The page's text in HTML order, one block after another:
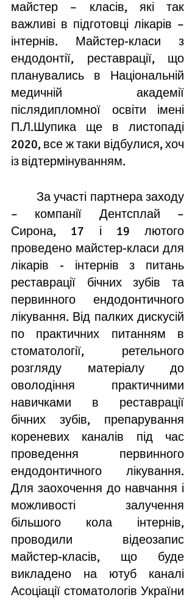
майстер – класів, які так
важливі в підготовці лікарів –
інтернів. Майстер-класи з
ендодонтії, реставрації, що
планувались в Національній
медичній академії
післядипломної освіти імені
П.Л.Шупика ще в листопаді
2020, все ж таки відбулися, хоч
із відтермінуванням.
– компанії Дентсплай –
Сирона, 17 і 19 лютого
проведено майстер-класи для
лікарів - інтернів з питань
реставрації бічних зубів та
первинного ендодонтичного
лікування. Від палких дискусій
по практичних питанням в
стоматології, ретельного
розгляду матеріалу до
оволодіння практичними
навичками в реставрації
бічних зубів, препарування
кореневих каналів під час
проведення первинного
ендодонтичного лікування.
Для заохочення до навчання і
можливості залучення
більшого кола інтернів,
проводили відеозапис
майстер-класів, що буде
викладено на ютуб каналі
Асоціації стоматологів України